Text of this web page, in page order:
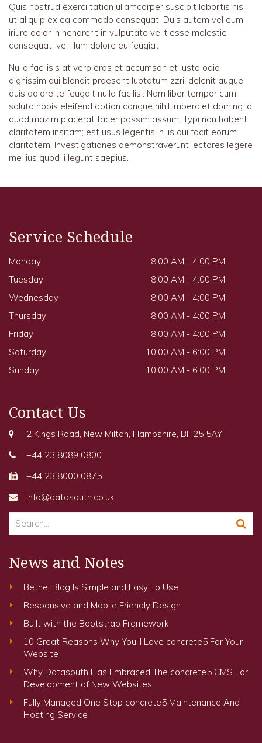
Quis nostrud exerci tation ullamcorper suscipit lobortis nisl
ut aliquip ex ea commodo consequat. Duis autem vel eum
iriure dolor in hendrerit in vulputate velit esse molestie
consequat, vel illum dolore eu feugiat
Nulla facilisis at vero eros et accumsan et iusto odio
dignissim qui blandit praesent luptatum zzril delenit augue
duis dolore te feugait nulla facilisi. Nam liber tempor cum
soluta nobis eleifend option congue nihil imperdiet doming id
quod mazim placerat facer possim assum. Typi non habent
claritatem insitam; est usus legentis in iis qui facit eorum
claritatem. Investigationes demonstraverunt lectores legere
me lius quod ii legunt saepius.
Service Schedule
Monday
8:00 AM - 4:00 PM
Tuesday
8:00 AM - 4:00 PM
Wednesday
8:00 AM - 4:00 PM
Thursday
8:00 AM - 4:00 PM
Friday
8:00 AM - 4:00 PM
Saturday
10:00 AM - 6:00 PM
Sunday
10:00 AM - 6:00 PM
Contact Us
2 Kings Road, New Milton, Hampshire, BH25 5AY
+44 23 8089 0800
+44 23 8000 0875
info@datasouth.co.uk
News and Notes
Bethel Blog Is Simple and Easy To Use
Responsive and Mobile Friendly Design
Built with the Bootstrap Framework
10 Great Reasons Why You'll Love concrete5 For Your
Website
Why Datasouth Has Embraced The concrete5 CMS For
Development of New Websites
Fully Managed One Stop concrete5 Maintenance And
Hosting Service